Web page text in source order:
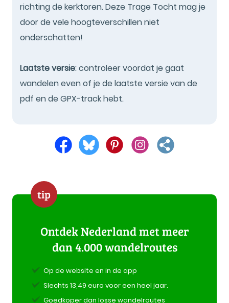
richting de kerktoren. Deze Trage Tocht mag je
door de vele hoogteverschillen niet
onderschatten!
Laatste versie: controleer voordat je gaat
wandelen even of je de laatste versie van de
pdf en de GPX-track hebt.
tip
Ontdek Nederland met meer
dan 4.000 wandelroutes
Op de website en in de app
Slechts 13,49 euro voor een heel jaar.
Goedkoper dan losse wandelroutes